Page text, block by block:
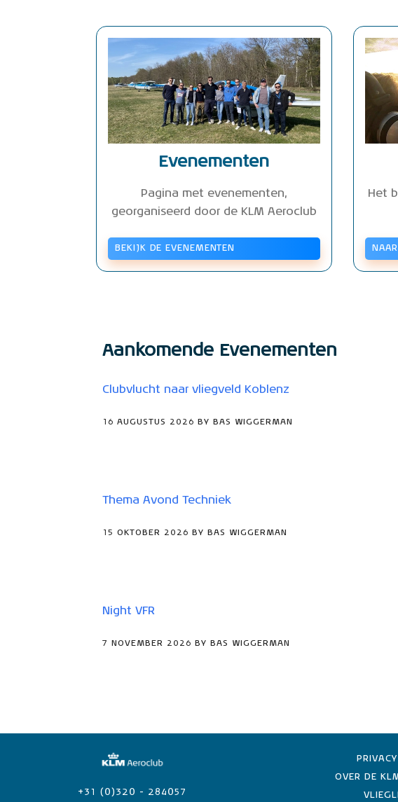
Evenementen
Pagina met evenementen,
georganiseerd door de KLM Aeroclub
BEKIJK DE EVENEMENTEN
Het
Aankomende Evenementen
Clubvlucht naar vliegveld Koblenz
16 AUGUSTUS 2026 BY BAS WIGGERMAN
Thema Avond Techniek
15 OKTOBER 2026 BY BAS WIGGERMAN
Night VFR
7 NOVEMBER 2026 BY BAS WIGGERMAN
+31 (0)320 - 284057
OVER DE